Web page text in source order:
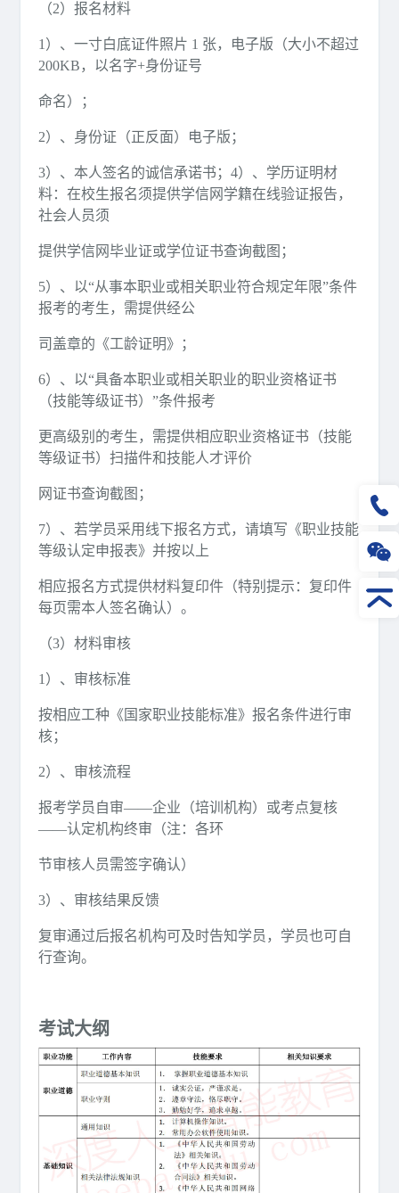
（2）报名材料
1）、一寸白底证件照片 1 张，电子版（大小不超过
200KB，以名字+身份证号
命名）；
2）、身份证（正反面）电子版；
3）、本人签名的诚信承诺书；4）、学历证明材
料：在校生报名须提供学信网学籍在线验证报告，
社会人员须
提供学信网毕业证或学位证书查询截图；
5）、以“从事本职业或相关职业符合规定年限”条件
报考的考生，需提供经公
司盖章的《工龄证明》；
6）、以“具备本职业或相关职业的职业资格证书
（技能等级证书）”条件报考
更高级别的考生，需提供相应职业资格证书（技能
等级证书）扫描件和技能人才评价
网证书查询截图；
7）、若学员采用线下报名方式，请填写《职业技能
等级认定申报表》并按以上
相应报名方式提供材料复印件（特别提示：复印件
每页需本人签名确认）。
（3）材料审核
1）、审核标准
按相应工种《国家职业技能标准》报名条件进行审
核；
2）、审核流程
报考学员自审——企业（培训机构）或考点复核
——认定机构终审（注：各环
节审核人员需签字确认）
3）、审核结果反馈
复审通过后报名机构可及时告知学员，学员也可自
行查询。
考试大纲